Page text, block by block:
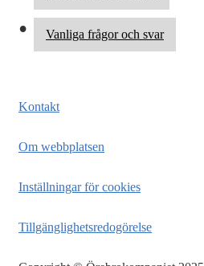
Vanliga frågor och svar
Kontakt
Om webbplatsen
Inställningar för cookies
Tillgänglighetsredogörelse